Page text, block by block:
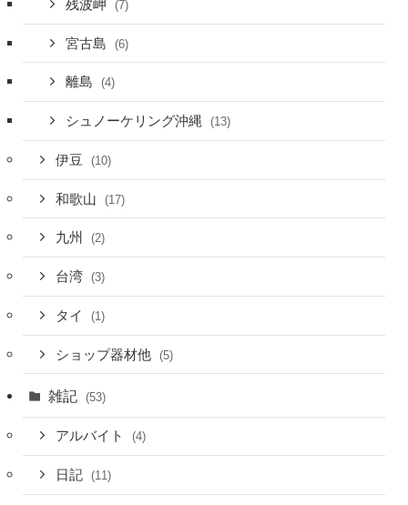
残波岬 (7)
宮古島 (6)
離島 (4)
シュノーケリング沖縄 (13)
伊豆 (10)
和歌山 (17)
九州 (2)
台湾 (3)
タイ (1)
ショップ器材他 (5)
雑記 (53)
アルバイト (4)
日記 (11)